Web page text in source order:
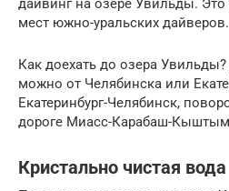
дайвинг на озере Увильды.
мест южно-уральских дайверов.
Как доехать до озера
можно от Челябинска или
Екатеринбург-Челябинск,
дороге Миасс-Карабаш-
Кристально чистая вода